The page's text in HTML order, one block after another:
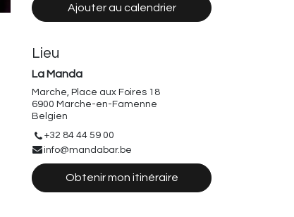
Ajouter au calendrier
Lieu
La Manda
Marche, Place aux Foires 18
6900 Marche-en-Famenne
Belgien
+32 84 44 59 00
info@mandabar.be
Obtenir mon itinéraire